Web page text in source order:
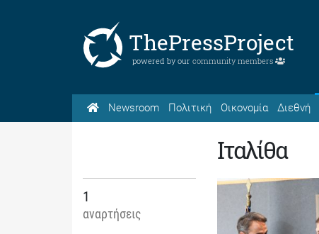
ThePressProject
powered by our community members
Newsroom Πολιτική Οικονομία Διεθνή
Ιταλίθα
1
αναρτήσεις